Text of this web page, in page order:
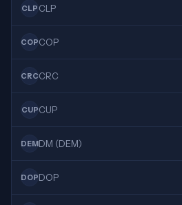
CLP CLP
COPCOP
CRCCRC
CUPCUP
DEMDM (DEM)
DOPDOP